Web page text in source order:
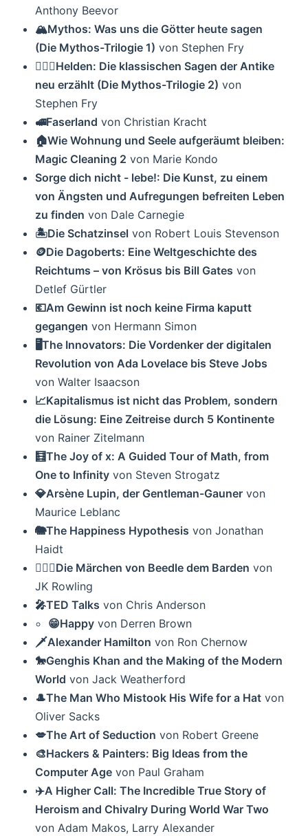
Anthony Beevor
🏔Mythos: Was uns die Götter heute sagen
(Die Mythos-Trilogie 1) von Stephen Fry
🦸🏼‍♂️Helden: Die klassischen Sagen der Antike
neu erzählt (Die Mythos-Trilogie 2) von
Stephen Fry
🚅Faserland von Christian Kracht
🏠Wie Wohnung und Seele aufgeräumt bleiben:
Magic Cleaning 2 von Marie Kondo
Sorge dich nicht - lebe!: Die Kunst, zu einem
von Ängsten und Aufregungen befreiten Leben
zu finden von Dale Carnegie
🏝Die Schatzinsel von Robert Louis Stevenson
🪙Die Dagoberts: Eine Weltgeschichte des
Reichtums – von Krösus bis Bill Gates von
Detlef Gürtler
💶Am Gewinn ist noch keine Firma kaputt
gegangen von Hermann Simon
🖥The Innovators: Die Vordenker der digitalen
Revolution von Ada Lovelace bis Steve Jobs
von Walter Isaacson
📈Kapitalismus ist nicht das Problem, sondern
die Lösung: Eine Zeitreise durch 5 Kontinente
von Rainer Zitelmann
🧮The Joy of x: A Guided Tour of Math, from
One to Infinity von Steven Strogatz
💎Arsène Lupin, der Gentleman-Gauner von
Maurice Leblanc
🐘The Happiness Hypothesis von Jonathan
Haidt
🧙🏻‍♂️Die Märchen von Beedle dem Barden von
JK Rowling
🎤TED Talks von Chris Anderson
😁Happy von Derren Brown
🗡Alexander Hamilton von Ron Chernow
🐎Genghis Khan and the Making of the Modern
World von Jack Weatherford
🎩The Man Who Mistook His Wife for a Hat von
Oliver Sacks
💋The Art of Seduction von Robert Greene
🎨Hackers & Painters: Big Ideas from the
Computer Age von Paul Graham
✈️A Higher Call: The Incredible True Story of
Heroism and Chivalry During World War Two
von Adam Makos, Larry Alexander